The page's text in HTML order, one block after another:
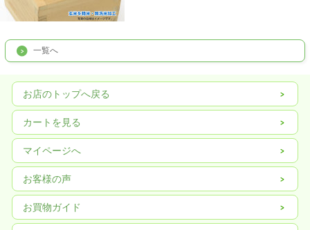
一覧へ
お店のトップへ戻る
カートを見る
マイページへ
お客様の声
お買物ガイド